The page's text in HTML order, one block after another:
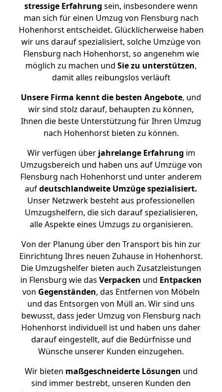
stressige Erfahrung sein, insbesondere wenn
man sich für einen Umzug von Flensburg nach
Hohenhorst entscheidet. Glücklicherweise haben
wir uns darauf spezialisiert, solche Umzüge von
Flensburg nach Hohenhorst, so angenehm wie
möglich zu machen und Sie zu unterstützen,
damit alles reibungslos verläuft
Unsere Firma kennt die besten Angebote, und
wir sind stolz darauf, behaupten zu können,
Ihnen die beste Unterstützung für Ihren Umzug
nach Hohenhorst bieten zu können.
Wir verfügen überjahrelange Erfahrung im
Umzugsbereich und haben uns auf Umzüge von
Flensburg nach Hohenhorst und unter anderem
aufdeutschlandweite Umzüge spezialisiert.
Unser Netzwerk besteht aus professionellen
Umzugshelfern, die sich darauf spezialisieren,
alle Aspekte eines Umzugs zu organisieren.
Von der Planung über den Transport bis hin zur
Einrichtung Ihres neuen Zuhause in Hohenhorst.
Die Umzugshelfer bieten auch Zusatzleistungen
in Flensburg wie das Verpacken und Entpacken
von Gegenständen, das Entfernen von Möbeln
und das Entsorgen von Müll an. Wir sind uns
bewusst, dass jeder Umzug von Flensburg nach
Hohenhorst individuell ist und haben uns daher
darauf eingestellt, auf die Bedürfnisse und
Wünsche unserer Kunden einzugehen.
Wir bieten maßgeschneiderte Lösungen und
sind immer bestrebt, unseren Kunden den